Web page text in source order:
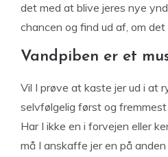
det med at blive jeres nye
chancen og find ud af, om
Vandpiben er et
Vil I prøve at kaste jer ud i at
selvfølgelig først og
Har I ikke en i forvejen eller
må I anskaffe jer en på anden